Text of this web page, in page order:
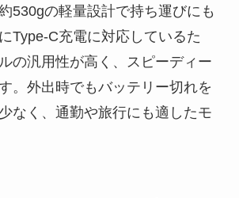
530gの軽量設計で持ち運びにも
Type-C充電に対応しているた
の汎用性が高く、スピーディー
。外出時でもバッテリー切れを
なく、通勤や旅行にも適したモ